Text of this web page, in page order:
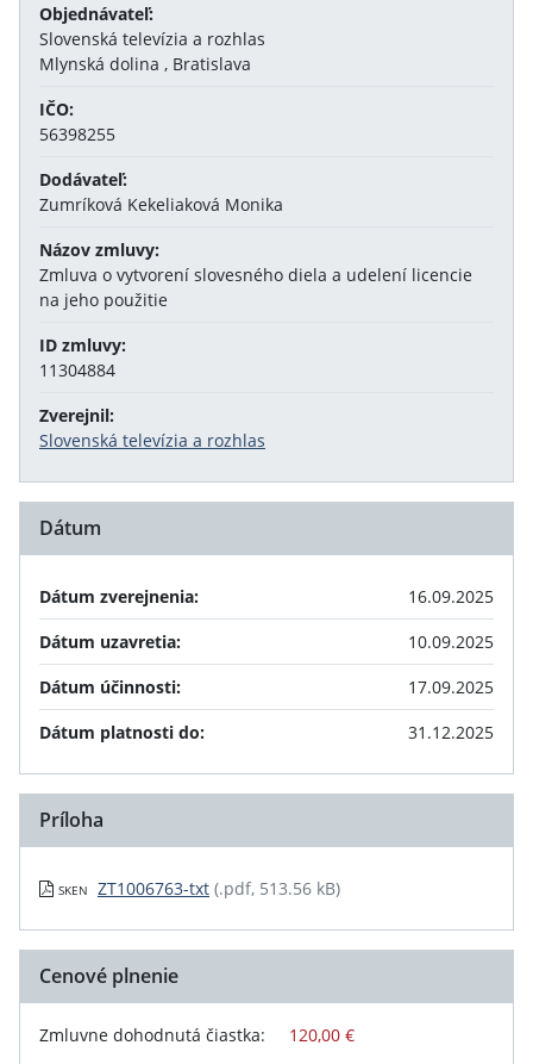
Objednávateľ:
Slovenská televízia a rozhlas
Mlynská dolina , Bratislava
IČO:
56398255
Dodávateľ:
Zumríková Kekeliaková Monika
Názov zmluvy:
Zmluva o vytvorení slovesného diela a udelení licencie
na jeho použitie
ID zmluvy:
11304884
Zverejnil:
Slovenská televízia a rozhlas
Dátum
Dátum zverejnenia:
16.09.2025
Dátum uzavretia:
10.09.2025
Dátum účinnosti:
17.09.2025
Dátum platnosti do:
31.12.2025
Príloha
SKEN ZT1006763-txt (.pdf, 513.56 kB)
Cenové plnenie
Zmluvne dohodnutá čiastka: 120,00 €